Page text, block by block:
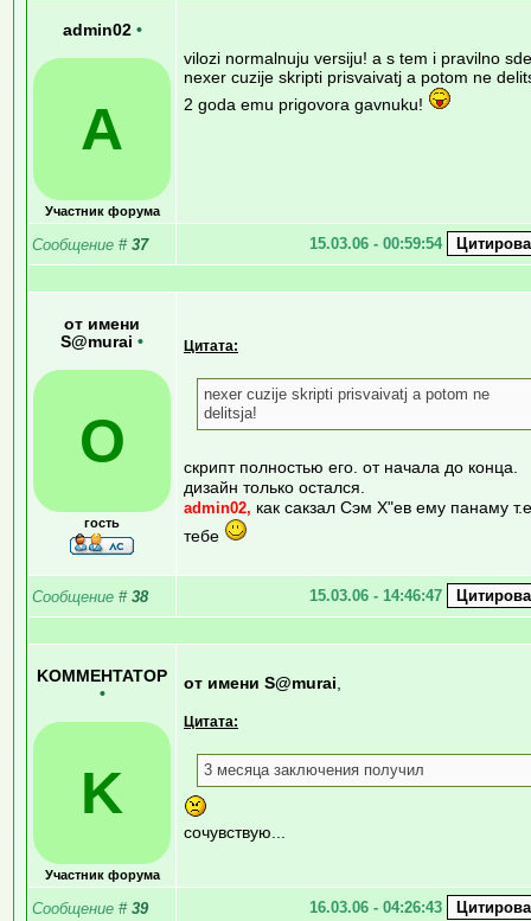
admin02 •
A
Участник форума
vilozi normalnuju versiju! a s tem i pravilno
nexer cuzije skripti prisvaivatj a potom ne
2 goda emu prigovora gavnuku!
Сообщение # 37 15.03.06 - 00:59:54
от имени
S@murai •
О
гость
Цитата:
nexer cuzije skripti prisvaivatj a potom ne
delitsja!
скрипт полностью его. от начала до конца.
дизайн только остался.
admin02, как сакзал Сэм Х"ев ему панаму
тебе
Сообщение # 38 15.03.06 - 14:46:47
KOMMEHTATOP
•
K
Участник форума
от имени S@murai
Цитата:
3 месяца заключения получил
сочувствую...
Сообщение # 39 16.03.06 - 04:26:43